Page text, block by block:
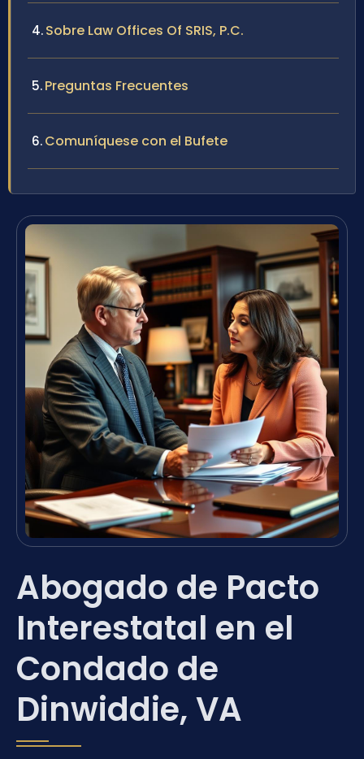
Sobre Law Offices Of SRIS, P.C.
Preguntas Frecuentes
Comuníquese con el Bufete
Abogado de Pacto
Interestatal en el
Condado de
Dinwiddie, VA